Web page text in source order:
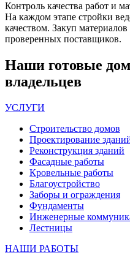
Контроль качества работ и
На каждом этапе стройки
качеством. Закуп
проверенных поставщиков.
Наши готовые
владельцев
УСЛУГИ
Строительство домов
Проектирование
Реконструкция зданий
Фасадные работы
Кровельные работы
Благоустройство
Заборы и ограждения
Фундаменты
Инженерные
Лестницы
НАШИ РАБОТЫ